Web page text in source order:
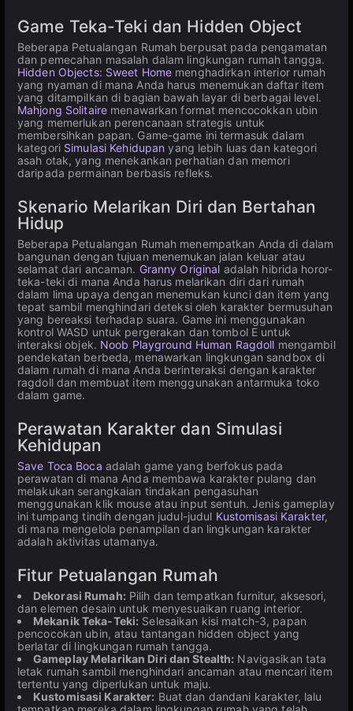
Game Teka-Teki dan Hidden Object
Beberapa Petualangan Rumah berpusat pada pengamatan
dan pemecahan masalah dalam lingkungan rumah tangga.
Hidden Objects: Sweet Home menghadirkan interior rumah
yang nyaman di mana Anda harus menemukan daftar item
yang ditampilkan di bagian bawah layar di berbagai level.
Mahjong Solitaire menawarkan format mencocokkan ubin
yang memerlukan perencanaan strategis untuk
membersihkan papan. Game-game ini termasuk dalam
kategori Simulasi Kehidupan yang lebih luas dan kategori
asah otak, yang menekankan perhatian dan memori
daripada permainan berbasis refleks.
Skenario Melarikan Diri dan Bertahan
Hidup
Beberapa Petualangan Rumah menempatkan Anda di dalam
bangunan dengan tujuan menemukan jalan keluar atau
selamat dari ancaman. Granny Original adalah hibrida horor-
teka-teki di mana Anda harus melarikan diri dari rumah
dalam lima upaya dengan menemukan kunci dan item yang
tepat sambil menghindari deteksi oleh karakter bermusuhan
yang bereaksi terhadap suara. Game ini menggunakan
kontrol WASD untuk pergerakan dan tombol E untuk
interaksi objek. Noob Playground Human Ragdoll mengambil
pendekatan berbeda, menawarkan lingkungan sandbox di
dalam rumah di mana Anda berinteraksi dengan karakter
ragdoll dan membuat item menggunakan antarmuka toko
dalam game.
Perawatan Karakter dan Simulasi
Kehidupan
Save Toca Boca adalah game yang berfokus pada
perawatan di mana Anda membawa karakter pulang dan
melakukan serangkaian tindakan pengasuhan
menggunakan klik mouse atau input sentuh. Jenis gameplay
ini tumpang tindih dengan judul-judul Kustomisasi Karakter,
di mana mengelola penampilan dan lingkungan karakter
adalah aktivitas utamanya.
Fitur Petualangan Rumah
Dekorasi Rumah: Pilih dan tempatkan furnitur, aksesori,
dan elemen desain untuk menyesuaikan ruang interior.
Mekanik Teka-Teki: Selesaikan kisi match-3, papan
pencocokan ubin, atau tantangan hidden object yang
berlatar di lingkungan rumah tangga.
Gameplay Melarikan Diri dan Stealth: Navigasikan tata
letak rumah sambil menghindari ancaman atau mencari item
tertentu yang diperlukan untuk maju.
Kustomisasi Karakter: Buat dan dandani karakter, lalu